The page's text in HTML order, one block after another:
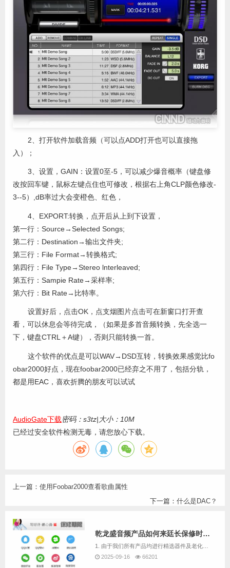
2、打开软件加载音频（可以点ADD打开也可以直接拖
入）；
3、设置，GAIN：设置0至-5，可以减少爆音概率（键盘修
改按回车键，鼠标左键点住也可修改，根据右上角CLP颜色修改-
3--5）,dB率过大会变橙色、红色，
4、EXPORT:转换，点开后从上到下设置，
第一行：Source→Selected Songs;
第二行：Destination→输出文件夹;
第三行：File Format→转换格式;
第四行：File Type→Stereo lnterleaved;
第五行：Sampie Rate→采样率;
第六行：Bit Rate→比特率。
设置好后，点击OK，点支烟图片点击可在新窗口打开查
看，可以休息会等待完成，（如果是多首音频转换，先全选一
下，键盘CTRL＋A键），否则只能转换一首。
这个软件的优点是可以WAV→DSD互转，转换效果感觉比fo
obar2000好点，现在foobar2000已经弃之不用了，包括分轨，
都是用EAC，喜欢折腾的朋友可以试试
AudioGate下载密码：s3tz|大小：10M
已经过安全软件检测无毒，请您放心下载。
上一篇： 使用Foobar2000查看歌曲属性
下一篇： 什么是DAC？
乾龙盛音频产品如何来廷长保修时间呢
2025-09-16
66201